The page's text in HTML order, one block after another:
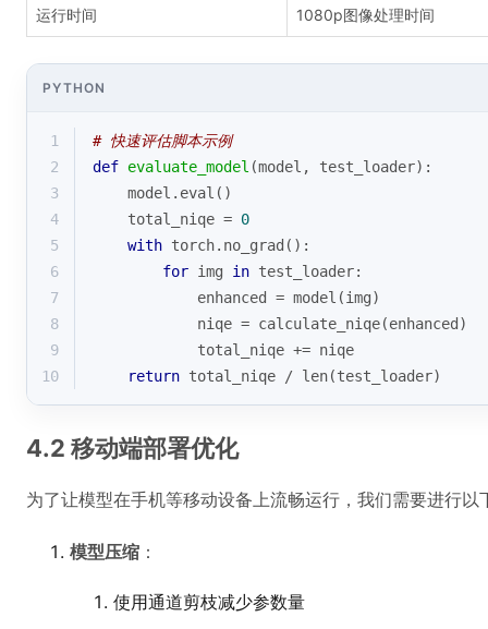
运行时间 1080p图像处理时间
PYTHON
1
# 快速评估脚本示例
2
def evaluate_model (model, test_loader):
3
    model.
eval ()
4
    total_niqe =
0
5
with torch.no_grad():
6
for img in test_loader:
7
            enhanced = model(img)
8
            niqe = calculate_niqe(enhanced)
9
            total_niqe += niqe
10
return total_niqe / len(test_loader)
4.2 移动端部署优化
为了让模型在手机等移动设备上流畅运行，我们需要进行以
模型压缩 ：
使用通道剪枝减少参数量